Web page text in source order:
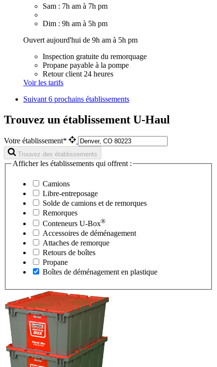
Sam : 7h am à 7h pm
Dim : 9h am à 5h pm
Ouvert aujourd'hui de 9h am à 5h pm
Inspection gratuite du remorquage
Propane payable à la pompe
Retour client 24 heures
Voir les tarifs
Suivant6 prochains établissements
Trouvez un établissement U-Haul
Votre établissement*
Trouvez des établissements
Afficher les établissements qui offrent :
Camions
Libre-entreposage
Solde de camions et de remorques
Remorques
Conteneurs U-Box®
Accessoires de déménagement
Attaches de remorque
Retours de boîtes
Propane
Boîtes de déménagement en plastique